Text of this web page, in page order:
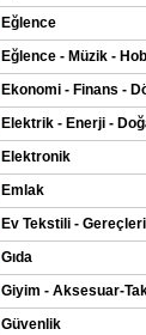
Eğlence
Eğlence - Müzik -
Ekonomi - Finans -
Elektrik - Enerji -
Elektronik
Emlak
Ev Tekstili -
Gıda
Giyim - Aksesuar-
Güvenlik